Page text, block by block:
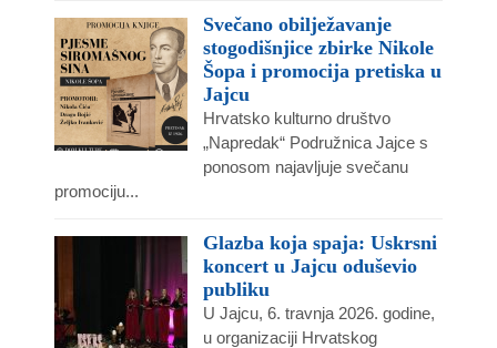
Svečano obilježavanje
stogodišnjice zbirke Nikole
Šopa i promocija pretiska u
Jajcu
Hrvatsko kulturno društvo
„Napredak“ Podružnica Jajce s
ponosom najavljuje svečanu
promociju...
Glazba koja spaja: Uskrsni
koncert u Jajcu oduševio
publiku
U Jajcu, 6. travnja 2026. godine,
u organizaciji Hrvatskog